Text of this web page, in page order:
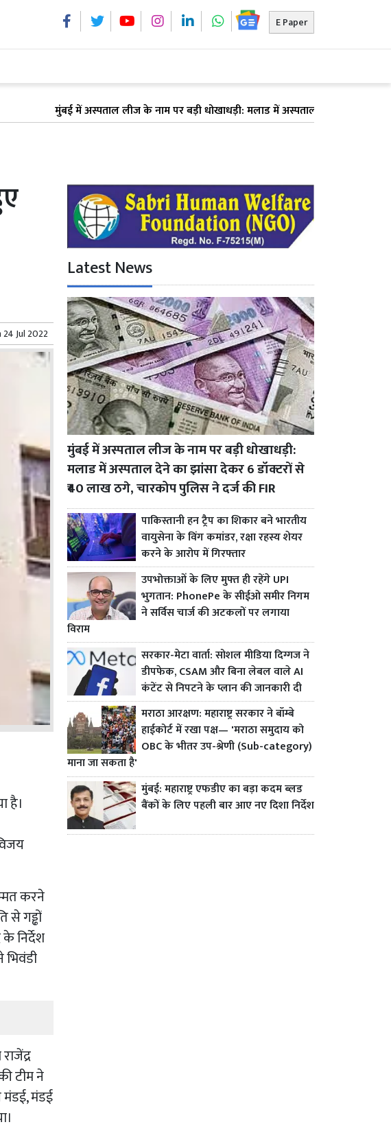
E Paper
मुंबई में अस्पताल लीज के नाम पर बड़ी धोखाधड़ी: मलाड में अस्पताल देने का झांसा देकर 6
24 Jul 2022
है।
करने
से गड्ढों
निर्देश
टीम ने
मंडई, मंडई
Latest News
मुंबई में अस्पताल लीज के नाम पर बड़ी धोखाधड़ी:
मलाड में अस्पताल देने का झांसा देकर 6 डॉक्टरों से
₹40 लाख ठगे, चारकोप पुलिस ने दर्ज की FIR
पाकिस्तानी हन ट्रैप का शिकार बने भारतीय
वायुसेना के विंग कमांडर, रक्षा रहस्य शेयर
करने के आरोप में गिरफ्तार
उपभोक्ताओं के लिए मुफ्त ही रहेंगे UPI
भुगतान: PhonePe के सीईओ समीर निगम
ने सर्विस चार्ज की अटकलों पर लगाया
विराम
सरकार-मेटा वार्ता: सोशल मीडिया दिग्गज ने
डीपफेक, CSAM और बिना लेबल वाले AI
कंटेंट से निपटने के प्लान की जानकारी दी
मराठा आरक्षण: महाराष्ट्र सरकार ने बॉम्बे
हाईकोर्ट में रखा पक्ष— 'मराठा समुदाय को
OBC के भीतर उप-श्रेणी (Sub-category)
माना जा सकता है'
मुंबई: महाराष्ट्र एफडीए का बड़ा कदम ब्लड
बैंकों के लिए पहली बार आए नए दिशा निर्देश